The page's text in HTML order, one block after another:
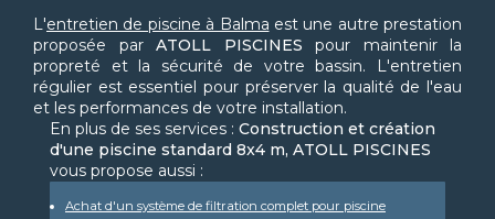
L'entretien de piscine à Balma est une autre prestation
proposée par ATOLL PISCINES pour maintenir la
propreté et la sécurité de votre bassin. L'entretien
régulier est essentiel pour préserver la qualité de l'eau
et les performances de votre installation.
En plus de ses services : Construction et création
d'une piscine standard 8x4 m, ATOLL PISCINES
vous propose aussi :
Achat d'un système de filtration complet pour piscine